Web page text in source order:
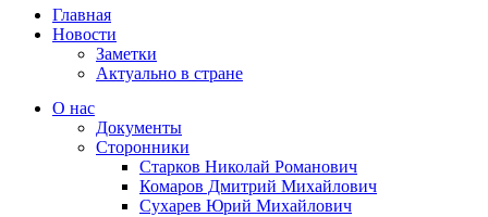
Главная
Новости
Заметки
Актуально в стране
О нас
Документы
Сторонники
Старков Николай Романович
Комаров Дмитрий Михайлович
Сухарев Юрий Михайлович